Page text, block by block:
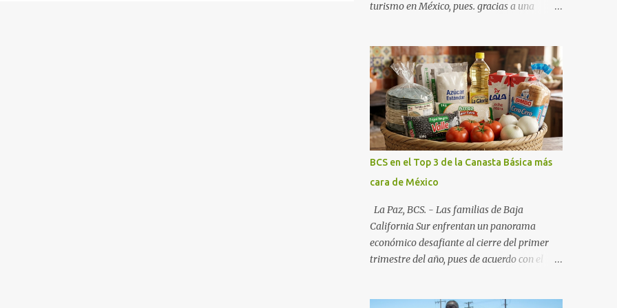
turismo en México, pues. gracias a una
fideicomisos de promoción, la entidad
proyecta un cierre de año marcado por una
ocupación hotelera robusta, una
conectividad aérea en ascenso y una
derrama económica sin precedentes. Las
proyecciones para este periodo vacacional
son optimistas, con un promedio estatal que
supera el 70% . Sin embargo, la sorpresa del
año la ha dado el norte del estado. Comondú
encabeza las expectativas con un
impresionante 89% de ocupación,
impulsado por el interés creciente en el
turismo de naturaleza. Le siguen destinos
Nuevo). La Paz: 66%. Loreto: 58%. Mulegé:
BCS en el Top 3 de la Canasta Básica más
cara de México
La Paz, BCS. - Las familias de Baja
California Sur enfrentan un panorama
económico desafiante al cierre del primer
trimestre del año, pues de acuerdo con el